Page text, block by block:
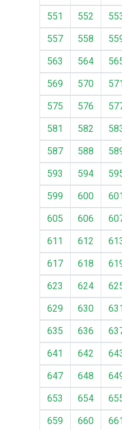
551
552
557
558
563
564
569
570
575
576
581
582
587
588
593
594
599
600
605
606
611
612
617
618
623
624
629
630
635
636
641
642
647
648
653
654
659
660